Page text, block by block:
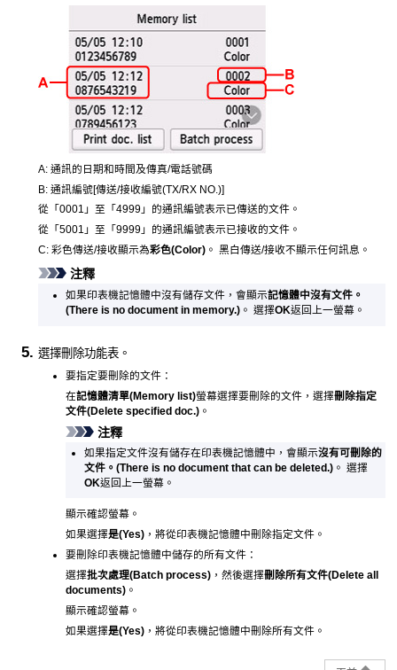
A:通訊的日期和時間及傳真/電話號碼
B:通訊編號[傳送/接收編號(TX/RX NO.)]
從「0001」至「4999」的通訊編號表示已傳送的文件。
從「5001」至「9999」的通訊編號表示已接收的文件。
C:彩色傳送/接收顯示為彩色(Color) 。 黑白傳送/接收不顯示任何訊息。
注釋
如果印表機記憶體中沒有儲存文件，會顯示記憶體中沒有文件。
(There is no document in memory.)。 選擇OK返回上一螢幕。
選擇刪除功能表。
要指定要刪除的文件：
在記憶體清單(Memory list)螢幕選擇要刪除的文件，選擇刪除指定
文件(Delete specified doc.)。
注釋
如果指定文件沒有儲存在印表機記憶體中，會顯示沒有可刪除的
文件。 (There is no document that can be deleted.)。 選擇
OK返回上一螢幕。
顯示確認螢幕。
如果選擇是(Yes)，將從印表機記憶體中刪除指定文件。
要刪除印表機記憶體中儲存的所有文件：
選擇批次處理(Batch process)，然後選擇刪除所有文件(Delete all
documents)。
顯示確認螢幕。
如果選擇是(Yes)，將從印表機記憶體中刪除所有文件。